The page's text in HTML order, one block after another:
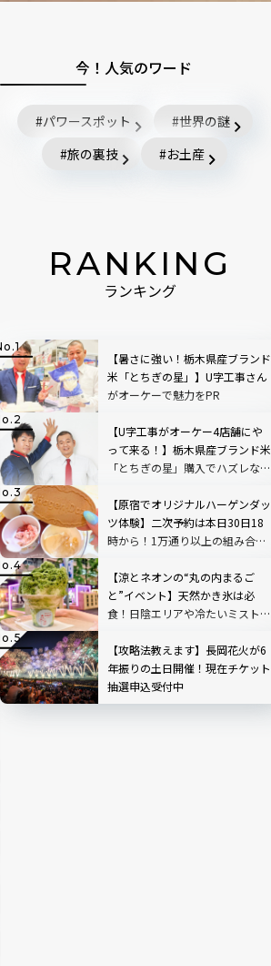
今！人気のワード
パワースポット
世界の謎
旅の裏技
お土産
RANKING
ランキング
【暑さに強い！栃木県産ブランド
米「とちぎの星」】U字工事さん
がオーケーで魅力をPR
【U字工事がオーケー4店舗にや
って来る！】栃木県産ブランド米
「とちぎの星」購入でハズレなし
【原宿でオリジナルハーゲンダッ
ツ体験】二次予約は本日30日18
時から！1万通り以上の組み合わ
が作れるポップアップイベント
「Meet Your Häagen-Dazs」
【涼とネオンの“丸の内まるご
と”イベント】天然かき氷は必
食！日陰エリアや冷たいミスト・
「MARUNOUCHI SUMMER
FEST」｜8月23日まで
【攻略法教えます】長岡花火が6
年振りの土日開催！現在チケット
抽選申込受付中